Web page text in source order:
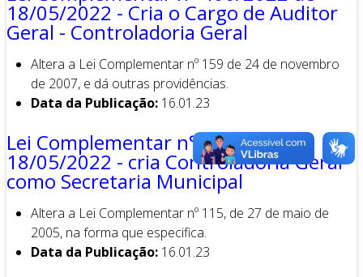
18/05/2022 - Cria o Cargo de Auditor
Geral - Controladoria Geral
Altera a Lei Complementar nº 159 de 24 de novembro
de 2007, e dá outras providências.
Data da Publicação: 16.01.23
Lei Complementar n° 405/2022 de
18/05/2022 - cria Controladoria Geral
como Secretaria Municipal
Altera a Lei Complementar nº 115, de 27 de maio de
2005, na forma que especifica.
Data da Publicação: 16.01.23